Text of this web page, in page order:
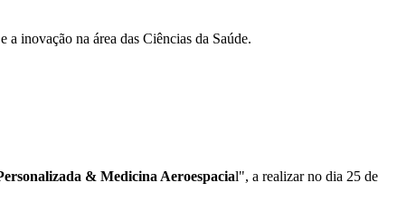
inovação na área das Ciências da Saúde.
& Medicina Aeroespacial", a realizar no dia 25 de